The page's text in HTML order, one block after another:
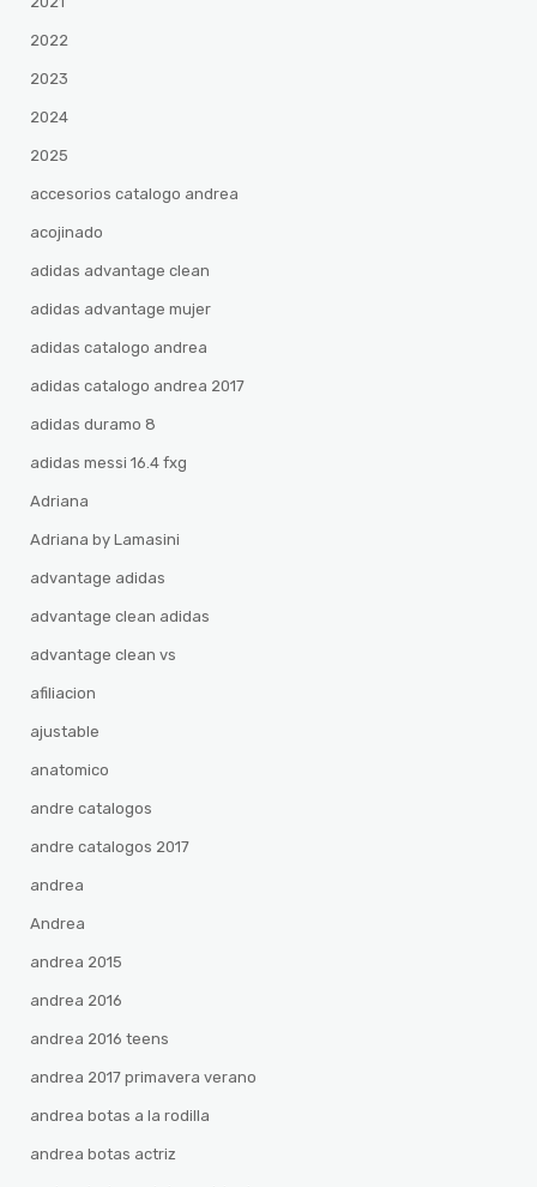
2022
2023
2024
2025
accesorios catalogo andrea
acojinado
adidas advantage clean
adidas advantage mujer
adidas catalogo andrea
adidas catalogo andrea 2017
adidas duramo 8
adidas messi 16.4 fxg
Adriana
Adriana by Lamasini
advantage adidas
advantage clean adidas
advantage clean vs
afiliacion
ajustable
anatomico
andre catalogos
andre catalogos 2017
andrea
Andrea
andrea 2015
andrea 2016
andrea 2016 teens
andrea 2017 primavera verano
andrea botas a la rodilla
andrea botas actriz